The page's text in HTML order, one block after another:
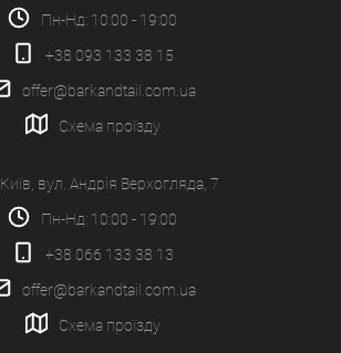
Пн-Нд: 10:00 - 19:00
+38 093 133 38 15
offer@barkandtail.com.ua
Схема проїзду
Київ, вул. Андрія Верхогляда, 7
Пн-Нд: 10:00 - 19:00
+38 066 133 38 13
offer@barkandtail.com.ua
Схема проїзду